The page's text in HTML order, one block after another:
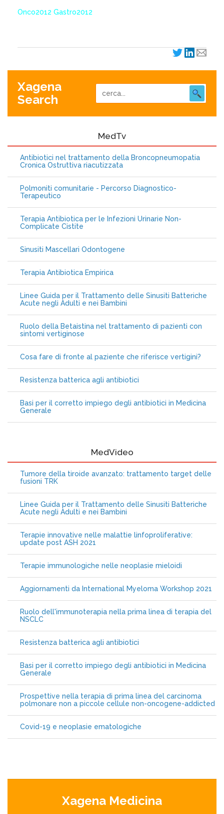
Onco2012 Gastro2012
Xagena
Search
MedTv
Antibiotici nel trattamento della Broncopneumopatia
Cronica Ostruttiva riacutizzata
Polmoniti comunitarie - Percorso Diagnostico-
Terapeutico
Terapia Antibiotica per le Infezioni Urinarie Non-
Complicate Cistite
Sinusiti Mascellari Odontogene
Terapia Antibiotica Empirica
Linee Guida per il Trattamento delle Sinusiti Batteriche
Acute negli Adulti e nei Bambini
Ruolo della Betaistina nel trattamento di pazienti con
sintomi vertiginose
Cosa fare di fronte al paziente che riferisce vertigini?
Resistenza batterica agli antibiotici
Basi per il corretto impiego degli antibiotici in Medicina
Generale
MedVideo
Tumore della tiroide avanzato: trattamento target delle
fusioni TRK
Linee Guida per il Trattamento delle Sinusiti Batteriche
Acute negli Adulti e nei Bambini
Terapie innovative nelle malattie linfoproliferative:
update post ASH 2021
Terapie immunologiche nelle neoplasie mieloidi
Aggiornamenti da International Myeloma Workshop 2021
Ruolo dell'immunoterapia nella prima linea di terapia del
NSCLC
Resistenza batterica agli antibiotici
Basi per il corretto impiego degli antibiotici in Medicina
Generale
Prospettive nella terapia di prima linea del carcinoma
polmonare non a piccole cellule non-oncogene-addicted
Covid-19 e neoplasie ematologiche
Xagena Medicina